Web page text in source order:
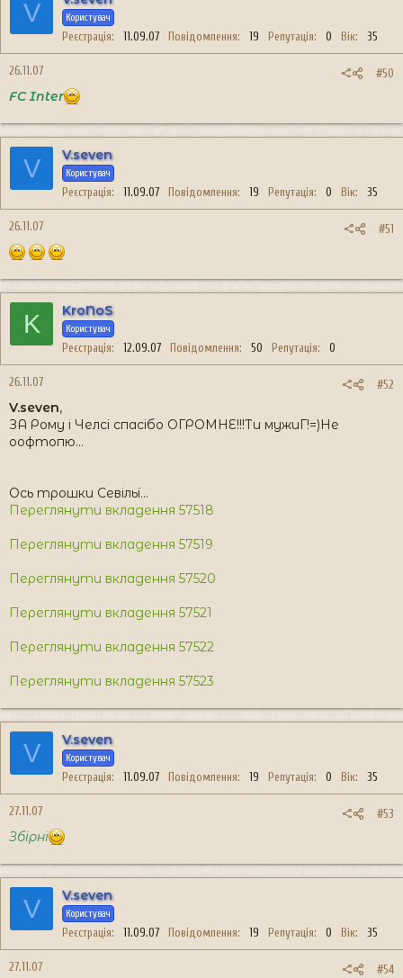
V Користувач
Реєстрація 11.09.07 Повідомлення 19 Репутація 0 Вік 35
26.11.07 #50
FC Inter
V V.seven
Користувач
Реєстрація 11.09.07 Повідомлення 19 Репутація 0 Вік 35
26.11.07 #51
K KroNoS
Користувач
Реєстрація 12.09.07 Повідомлення 50 Репутація 0
26.11.07 #52
V.seven,
ЗА Рому і Челсі спасібо ОГРОМНЕ!!!Ти мужиГ!=)Не
оофтопю...
Ось трошки Севільї...
Переглянути вкладення 57518
Переглянути вкладення 57519
Переглянути вкладення 57520
Переглянути вкладення 57521
Переглянути вкладення 57522
Переглянути вкладення 57523
V V.seven
Користувач
Реєстрація 11.09.07 Повідомлення 19 Репутація 0 Вік 35
27.11.07 #53
Збірні
V V.seven
Користувач
Реєстрація 11.09.07 Повідомлення 19 Репутація 0 Вік 35
27.11.07 #54